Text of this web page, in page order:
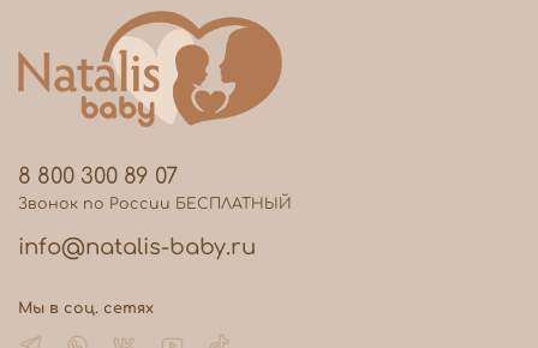
8 800 300 89 07
Звонок по России БЕСПЛАТНЫЙ
info@natalis-baby.ru
Мы в соц. сетях